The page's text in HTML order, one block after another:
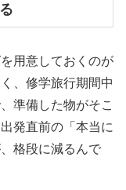
用意しておくのが
、修学旅行期間中
準備した物がそこ
発直前の「本当に
格段に減るんで